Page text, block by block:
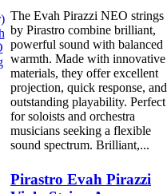
The Evah Pirazzi NEO strings
by Pirastro combine brilliant,
powerful sound with balanced
warmth. Made with innovative
materials, they offer excellent
projection, quick response, and
outstanding playability. Perfect
for soloists and orchestra
musicians seeking a flexible
sound spectrum. Brilliant,...
Pirastro Evah Pirazzi